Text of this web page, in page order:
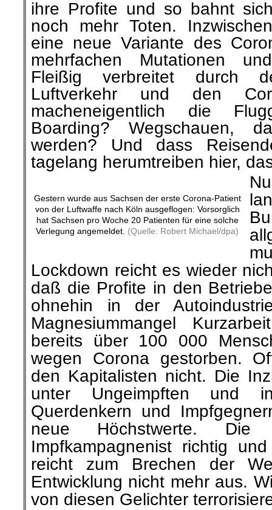
noch mehr Toten.
eine neue Variante des
mehrfachen Mutationen
Fleißigverbreitet durch
Luftverkehr und den
macheneigentlich die
Boarding? Wegschauen,
werden? Und dass
tagelang herumtreiben hier,
hat Sachsen pro Woche 20 Patienten für eine solche
Verlegung angemeldet. (Quelle: Robert Michael/dpa)
Lockdown reicht es wieder
daß dieProfite in den
ohnehin in der
Magnesiummangel
bereits über 100 000
wegen Corona gestorben.
den Kapitalisten nicht.Die
unter Ungeimpften und
Querdenkern und
neue Höchstwerte. Die
Impfkampagnenist richtig
reicht zum Brechen der
Entwicklung nicht mehr aus.
von diesen Gelichter
.